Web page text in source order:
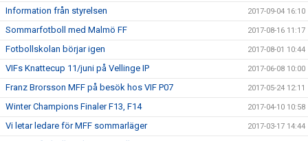
Information från styrelsen 2017-09-04 16:10
Sommarfotboll med Malmö FF 2017-08-16 11:17
Fotbollskolan börjar igen 2017-08-01 10:44
VIFs Knattecup 11/juni på Vellinge IP 2017-06-08 10:00
Franz Brorsson MFF på besök hos VIF P07 2017-05-24 12:11
Winter Champions Finaler F13, F14 2017-04-10 10:58
Vi letar ledare för MFF sommarläger 2017-03-17 14:44